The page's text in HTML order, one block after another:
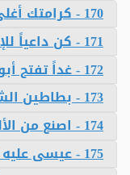
170 - كرامتك أغلى ما تملك - قصة تامر دويدار
171 - كن داعياً للإسلام بأخلاقك
172 - غداً تفتح أبواب الجنة
173 - بطاطين الشتاء
174 - اصنع من الألم .. أمل
175 - عيسى عليه السلام والأرغفة الثلاثة